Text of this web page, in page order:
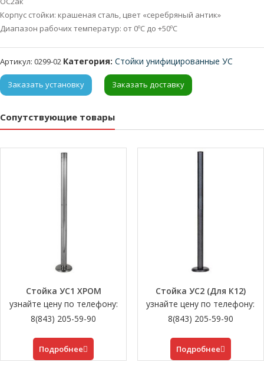
Корпус стойки: крашеная сталь, цвет «серебряный антик»
Диапазон рабочих температур: от 0ºС до +50ºС
Артикул: 0299-02 Категория: Стойки унифицированные УС
Заказать установку Заказать доставку
Сопутствующие товары
Стойка УС1 ХРОМ
узнайте цену по телефону:
8(843) 205-59-90
Подробнее
Стойка УС2 (Для К12)
узнайте цену по телефону:
8(843) 205-59-90
Подробнее